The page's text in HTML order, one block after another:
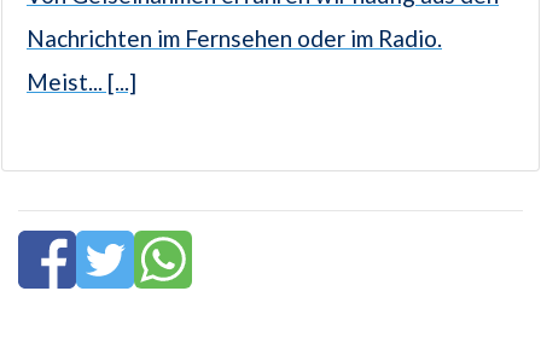
Nachrichten im Fernsehen oder im Radio.
Meist... [...]